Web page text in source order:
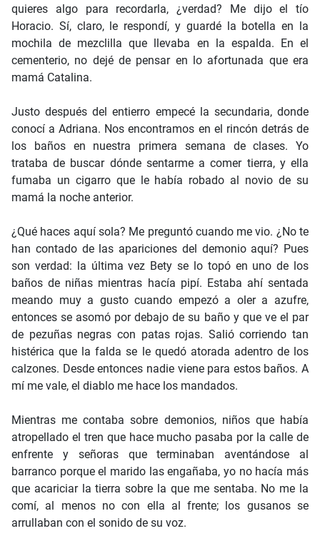
quieres algo para recordarla, ¿verdad? Me dijo el tío
Horacio. Sí, claro, le respondí, y guardé la botella en la
mochila de mezclilla que llevaba en la espalda. En el
cementerio, no dejé de pensar en lo afortunada que era
mamá Catalina.
Justo después del entierro empecé la secundaria, donde
conocí a Adriana. Nos encontramos en el rincón detrás de
los baños en nuestra primera semana de clases. Yo
trataba de buscar dónde sentarme a comer tierra, y ella
fumaba un cigarro que le había robado al novio de su
mamá la noche anterior.
¿Qué haces aquí sola? Me preguntó cuando me vio. ¿No te
han contado de las apariciones del demonio aquí? Pues
son verdad: la última vez Bety se lo topó en uno de los
baños de niñas mientras hacía pipí. Estaba ahí sentada
meando muy a gusto cuando empezó a oler a azufre,
entonces se asomó por debajo de su baño y que ve el par
de pezuñas negras con patas rojas. Salió corriendo tan
histérica que la falda se le quedó atorada adentro de los
calzones. Desde entonces nadie viene para estos baños. A
mí me vale, el diablo me hace los mandados.
Mientras me contaba sobre demonios, niños que había
atropellado el tren que hace mucho pasaba por la calle de
enfrente y señoras que terminaban aventándose al
barranco porque el marido las engañaba, yo no hacía más
que acariciar la tierra sobre la que me sentaba. No me la
comí, al menos no con ella al frente; los gusanos se
arrullaban con el sonido de su voz.